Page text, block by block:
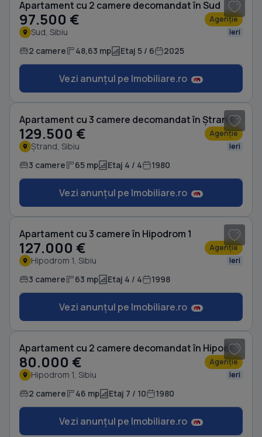
Apartament cu 2 camere decomandat în Sud
97.500 € Agenție
Sud, Sibiu Ieri
2 camere 48,63 mp Etaj 5 / 6 2025
Vezi anunțul pe Imobiliare.ro
Apartament cu 3 camere decomandat în Ștrand
129.500 € Agenție
Ștrand, Sibiu Ieri
3 camere 65 mp Etaj 4 / 4 1980
Vezi anunțul pe Imobiliare.ro
Apartament cu 3 camere în Hipodrom 1
127.000 € Agenție
Hipodrom 1, Sibiu Ieri
3 camere 63 mp Etaj 4 / 4 1998
Vezi anunțul pe Imobiliare.ro
Apartament cu 2 camere decomandat în Hipodrom 1
80.000 € Agenție
Hipodrom 1, Sibiu Ieri
2 camere 46 mp Etaj 7 / 10 1980
Vezi anunțul pe Imobiliare.ro